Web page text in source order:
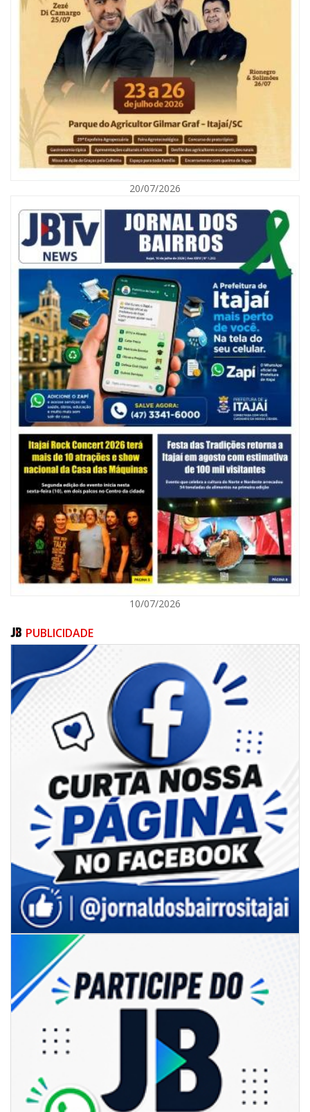
06/08/2026 | 10:04
Ação oferece testes rápidos para HIV, sífilis e hepatites nesta quinta (6) e
sexta-feira (7)
GERAL
06/08/2026 | 10:14
Defesa Civil de SC monitora formação de ciclone-bomba no Sul do Brasil;
entenda como o fenômeno se forma e quais os impactos no estado
ITAJAÍ
06/08/2026 | 18:18
Programa de IST/Aids e Hepatites Virais faz testagem rápida em frente
ao CIS
GERAL
20/07/2026
10/07/2026
PUBLICIDADE